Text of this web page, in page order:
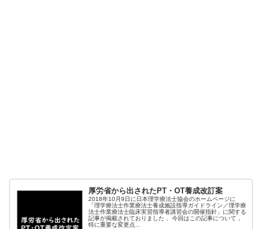
厚労省から出されたPT・OT養成改訂案
2018年10月9日に日本理学療法士協会のホームページに
「理学療法士作業療法士養成施設指導ガイドライン／理学療
法士作業療法士臨床実習指導者講習会の開催指針」に関する
記事が掲載されておりました． 今回はこの記事について，
特に重要な変更点...